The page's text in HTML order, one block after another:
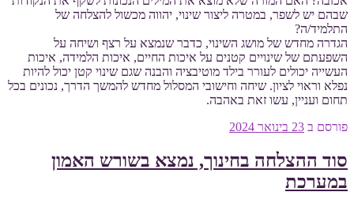
שבהם יש לשפר, במטרה ליצור שינוי, יהווה מכשול להצלחה של
התלמיד/ה?
הגדרה מחדש של מושג השינוי, כדבר שנמצא על רצף ושיחה על
השפעתם של שינויים קטנים על איכות החיים, איכות הלמידה, איכות
העשייה יכולים לעורר בילד מוטיבציה והבנה שגם שינוי קטן יכול להיות
נפלא וראוי לציון. שיחה וחישובי המסלול מחדש להמשך הדרך, נכונים בכל
תחום ועניין, עשו זאת באהבה.
פורסם ב 23 בינואר 2024
סוד ההצלחה בחינוך, נמצא בשורש האמון
במערכת